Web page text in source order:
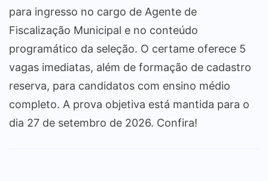
para ingresso no cargo de Agente de
Fiscalização Municipal e no conteúdo
programático da seleção. O certame oferece 5
vagas imediatas, além de formação de cadastro
reserva, para candidatos com ensino médio
completo. A prova objetiva está mantida para o
dia 27 de setembro de 2026. Confira!